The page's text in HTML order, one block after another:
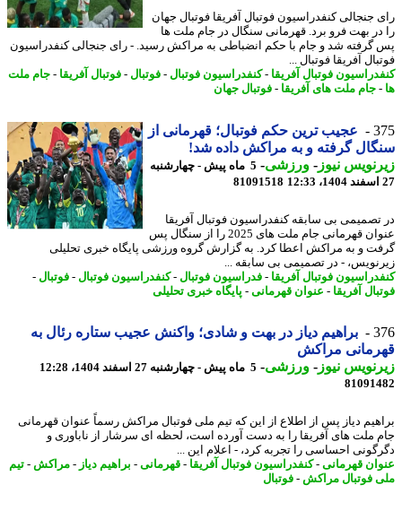
جنجالی کنفدراسیون فوتبال آفریقا فوتبال جهان
بهت فرو برد. قهرمانی سنگال در جام ملت ها
شد و جام با حکم انضباطی به مراکش رسید. - رای جنجالی کنفدراسیون
آفریقا فوتبال ...
فوتبال آفریقا- کنفدراسیون فوتبال-فوتبال-فوتبال آفریقا- جام ملت
جام ملت های آفریقا- فوتبال جهان
عجیب ترین حکم فوتبال؛ قهرمانی از
گرفته و به مراکش داده شد!
نیوز-ورزشی-
5 ماه پیش - چهارشنبه
81091518
بی سابقه کنفدراسیون فوتبال آفریقا
عنوان قهرمانی جام ملت های 2025 را از سنگال پس
و به مراکش اعطا کرد. به گزارش گروه ورزشی پایگاه خبری تحلیلی
- در تصمیمی بی سابقه ...
فوتبال آفریقا- فدراسیون فوتبال-کنفدراسیون فوتبال-فوتبال-
آفریقا- عنوان قهرمانی-پایگاه خبری تحلیلی
براهیم دیاز در بهت و شادی؛ واکنش عجیب ستاره رئال به
مراکش
نیوز-ورزشی-5 ماه پیش - چهارشنبه 27 اسفند 1404، 12:28
دیاز پس از اطلاع از این که تیم ملی فوتبال مراکش رسماً عنوان قهرمانی
ملت های آفریقا را به دست آورده است، لحظه ای سرشار از ناباوری و
احساسی را تجربه کرد، - اعلام این ...
قهرمانی-کنفدراسیون فوتبال آفریقا- قهرمانی-براهیم دیاز -مراکش -تیم
فوتبال مراکش -فوتبال